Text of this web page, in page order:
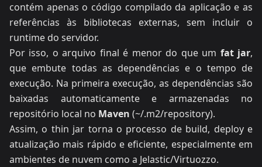
contém apenas o código compilado da aplicação e as
referências às bibliotecas externas, sem incluir o
runtime do servidor.
Por isso, o arquivo final é menor do que um fat jar,
que embute todas as dependências e o tempo de
execução. Na primeira execução, as dependências são
baixadas automaticamente e armazenadas no
repositório local no Maven (~/.m2/repository).
Assim, o thin jar torna o processo de build, deploy e
atualização mais rápido e eficiente, especialmente em
ambientes de nuvem como a Jelastic/Virtuozzo.